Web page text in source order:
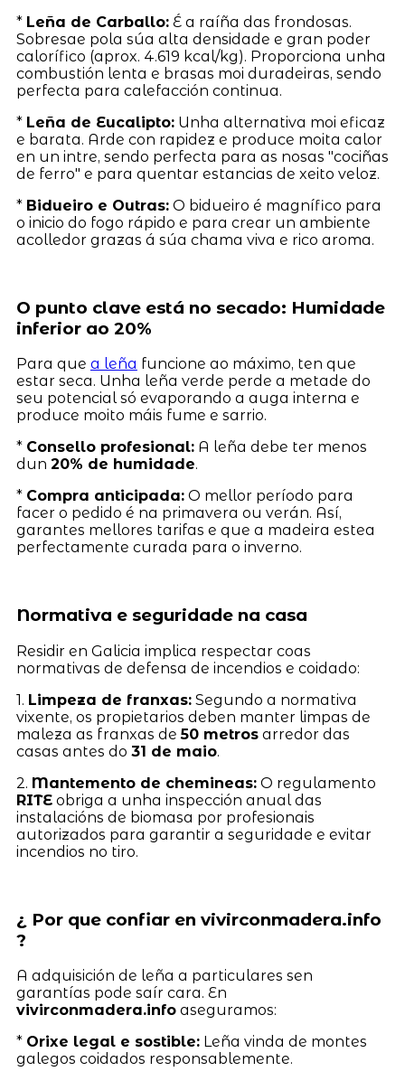
* Leña de Carballo:É a raíña das frondosas.
Sobresae pola súa alta densidade e gran poder
calorífico (aprox. 4.619 kcal/kg). Proporciona unha
combustión lenta e brasas moi duradeiras, sendo
perfecta para calefacción continua.
* Leña de Eucalipto:Unha alternativa moi eficaz
e barata. Arde con rapidez e produce moita calor
en un intre, sendo perfecta para as nosas "cociñas
de ferro" e para quentar estancias de xeito veloz.
* Bidueiro e Outras:O bidueiro é magnífico para
o inicio do fogo rápido e para crear un ambiente
acolledor grazas á súa chama viva e rico aroma.
O punto clave está no secado: Humidade
inferior ao 20%
Para que a leña funcione ao máximo, ten que
estar seca. Unha leña verde perde a metade do
seu potencial só evaporando a auga interna e
produce moito máis fume e sarrio.
* Consello profesional:A leña debe ter menos
dun 20% de humidade.
* Compra anticipada:O mellor período para
facer o pedido é na primavera ou verán. Así,
garantes mellores tarifas e que a madeira estea
perfectamente curada para o inverno.
Normativa e seguridade na casa
Residir en Galicia implica respectar coas
normativas de defensa de incendios e coidado:
1. Limpeza de franxas:Segundo a normativa
vixente, os propietarios deben manter limpas de
maleza as franxas de50 metrosarredor das
casas antes do 31 de maio.
2. Mantemento de chemineas:O regulamento
RITEobriga a unha inspección anual das
instalacións de biomasa por profesionais
autorizados para garantir a seguridade e evitar
incendios no tiro.
¿ Por que confiar en vivirconmadera.info
?
A adquisición de leña a particulares sen
garantías pode saír cara. En
vivirconmadera.infoaseguramos:
* Orixe legal e sostible:Leña vinda de montes
galegos coidados responsablemente.